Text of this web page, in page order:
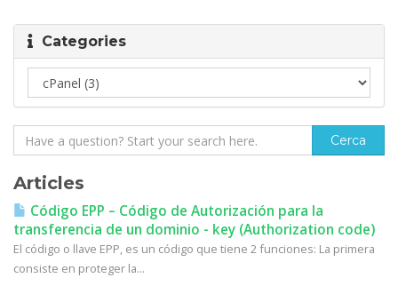
Categories
Articles
Código EPP – Código de Autorización para la
transferencia de un dominio - key (Authorization code)
El código o llave EPP, es un código que tiene 2 funciones: La primera
consiste en proteger la...